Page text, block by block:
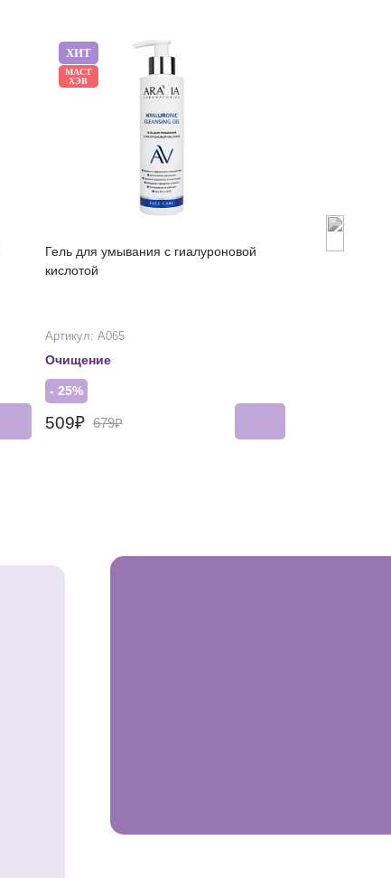
ХИТ
МАСТ
ХЭВ
Гель для умывания с гиалуроновой
кислотой
Артикул: А065
Очищение
- 25%
509₽ 679₽
Увлажняющий